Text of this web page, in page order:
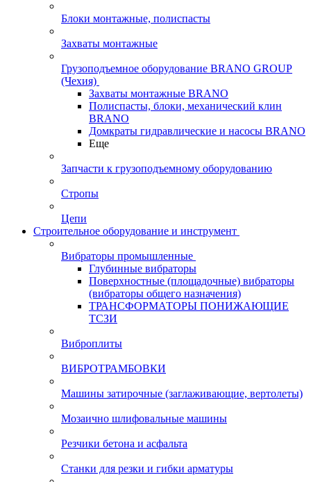
Блоки монтажные, полиспасты
Захваты монтажные
Грузоподъемное оборудование BRANO GROUP
(Чехия)
Захваты монтажные BRANO
Полиспасты, блоки, механический клин
BRANO
Домкраты гидравлические и насосы BRANO
Еще
Запчасти к грузоподъемному оборудованию
Стропы
Цепи
Строительное оборудование и инструмент
Вибраторы промышленные
Глубинные вибраторы
Поверхностные (площадочные) вибраторы
(вибраторы общего назначения)
ТРАНСФОРМАТОРЫ ПОНИЖАЮЩИЕ
ТСЗИ
Виброплиты
ВИБРОТРАМБОВКИ
Машины затирочные (заглаживающие, вертолеты)
Мозаично шлифовальные машины
Резчики бетона и асфальта
Станки для резки и гибки арматуры